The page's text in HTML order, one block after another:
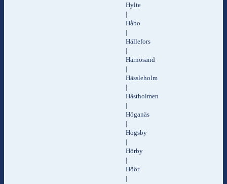
Hylte
|
Håbo
|
Hällefors
|
Härnösand
|
Hässleholm
|
Hästholmen
|
Höganäs
|
Högsby
|
Hörby
|
Höör
|